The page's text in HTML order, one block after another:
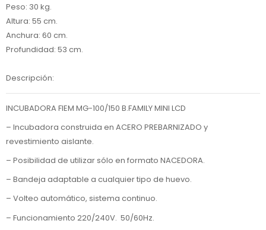
Peso: 30 kg.
Altura: 55 cm.
Anchura: 60 cm.
Profundidad: 53 cm.
Descripción:
INCUBADORA FIEM MG-100/150 B.FAMILY MINI LCD
– Incubadora construida en ACERO PREBARNIZADO y
revestimiento aislante.
– Posibilidad de utilizar sólo en formato NACEDORA.
– Bandeja adaptable a cualquier tipo de huevo.
– Volteo automático, sistema continuo.
– Funcionamiento 220/240V. 50/60Hz.